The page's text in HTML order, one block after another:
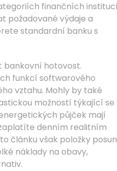
finančních
požadované výdaje a
standardní banku s
bankovní hotovost.
funkcí softwarového
vztahu. Mohly by také
možností týkající se
půjček mají
denním realitním
článku však položky
náklady na obavy,